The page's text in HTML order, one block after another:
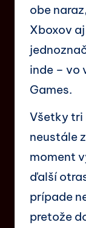
obe
Xboxov
inde – vo
Games.
Všetky tri
neustále
moment
ďalší
prípade
pretože